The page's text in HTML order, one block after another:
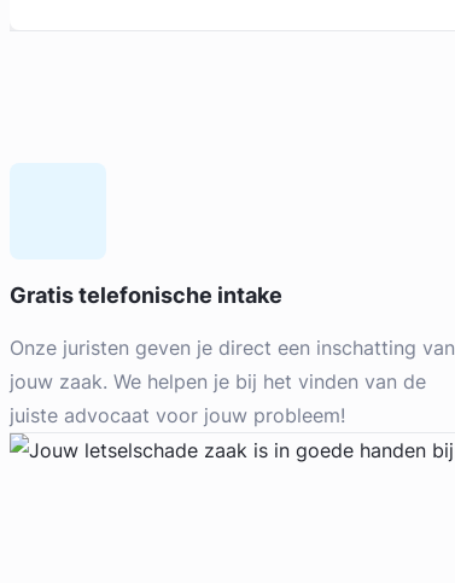
Huijzer Advocaten
Arbeidsrecht Advocaat
Meer dan 4 jaar ervaring
Provincie Zuid-Holland
Gratis telefonische intake
Onze juristen geven je direct een inschatting van
jouw zaak. We helpen je bij het vinden van de
juiste advocaat voor jouw probleem!